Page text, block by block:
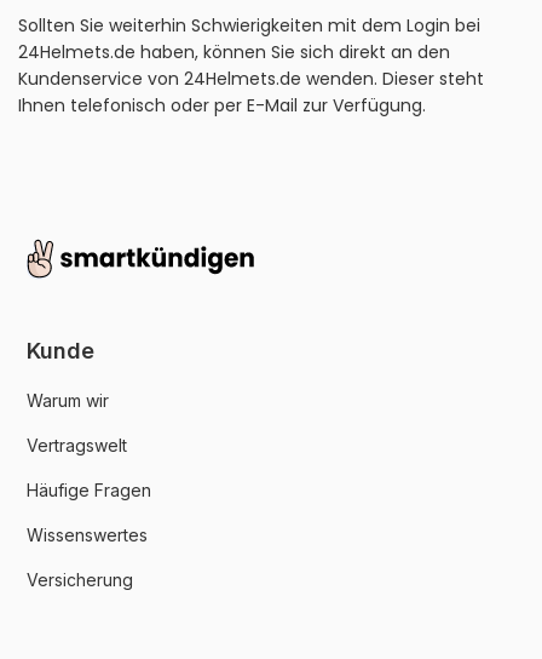
Sollten Sie weiterhin Schwierigkeiten mit dem Login bei
24Helmets.de haben, können Sie sich direkt an den
Kundenservice von 24Helmets.de wenden. Dieser steht
Ihnen telefonisch oder per E-Mail zur Verfügung.
Kunde
Warum wir
Vertragswelt
Häufige Fragen
Wissenswertes
Versicherung